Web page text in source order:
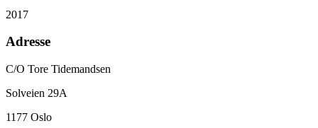
2017
Adresse
C/O Tore Tidemandsen
Solveien 29A
1177 Oslo